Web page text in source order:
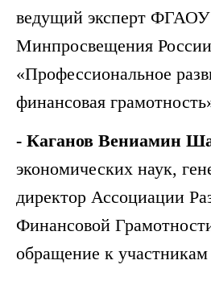
ведущий эксперт
Минпросвещения
«Профессиональное
финансовая
- Каганов Вениамин
экономических наук,
директор Ассоциации
Финансовой
обращение к